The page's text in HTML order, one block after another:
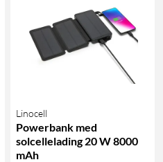
Linocell
Powerbank med
solcellelading 20 W 8000
mAh